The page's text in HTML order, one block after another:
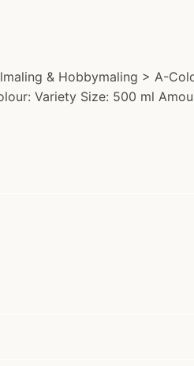
& Hobbymaling > A-
Variety Size: 500 ml